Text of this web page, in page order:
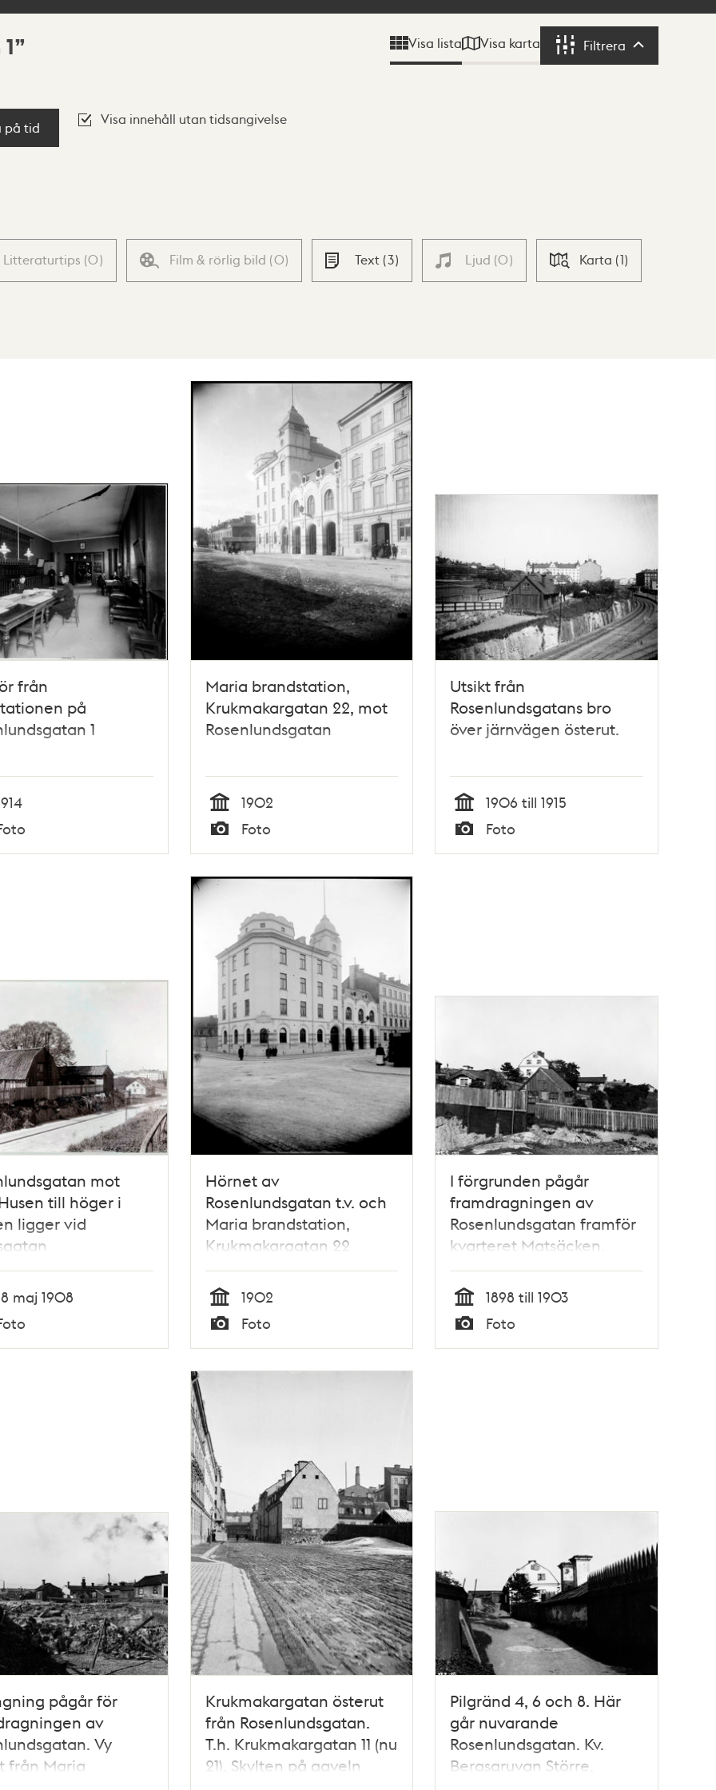
Visa lista Visa karta Filtrera Filtrera
på tid
Visa innehåll utan tidsangivelse
Litteraturtips (0) Film & rörlig bild (0) Text (3) Ljud (0) Karta (1)
från
på
1
Maria brandstation,
Krukmakargatan 22, mot
Rosenlundsgatan
Tid
1902
Typ
Foto
Utsikt från
Rosenlundsgatans bro
över järnvägen österut.
Tid
1906 till 1915
Typ
Foto
mot
till höger i
ligger vid
maj 1908
Hörnet av
Rosenlundsgatan t.v. och
Maria brandstation,
Krukmakargatan 22
Tid
1902
Typ
Foto
I förgrunden pågår
framdragningen av
Rosenlundsgatan framför
kvarteret Matsäcken.
Tid
1898 till 1903
Typ
Foto
pågår för
av
Vy
från Maria
Krukmakargatan österut
från Rosenlundsgatan.
T.h. Krukmakargatan 11 (nu
21). Skylten på gaveln
Pilgränd 4, 6 och 8. Här
går nuvarande
Rosenlundsgatan. Kv.
Bergsgruvan Större,